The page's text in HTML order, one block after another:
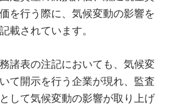
を行う際に、気候変動の影響を
載されています。
諸表の注記においても、気候変
て開示を行う企業が現れ、監査
して気候変動の影響が取り上げ